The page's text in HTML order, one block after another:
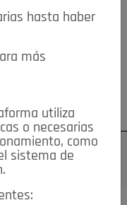
CONTACTO
su contraseña?
hasta haber
más
utiliza
o necesarias
como
sistema de